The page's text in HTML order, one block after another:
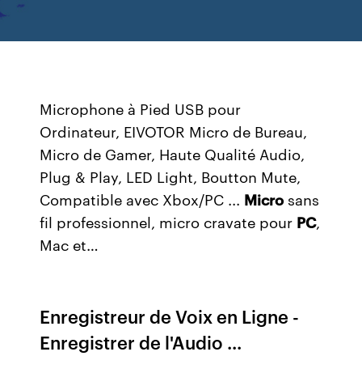
Microphone à Pied USB pour
Ordinateur, EIVOTOR Micro de Bureau,
Micro de Gamer, Haute Qualité Audio,
Plug & Play, LED Light, Boutton Mute,
Compatible avec Xbox/PC ... Micro sans
fil professionnel, micro cravate pour PC,
Mac et…
Enregistreur de Voix en Ligne -
Enregistrer de l'Audio ...